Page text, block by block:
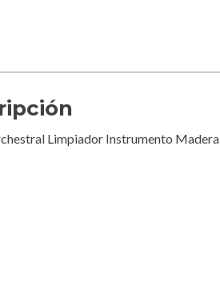
Limpiador Instrumento Madera